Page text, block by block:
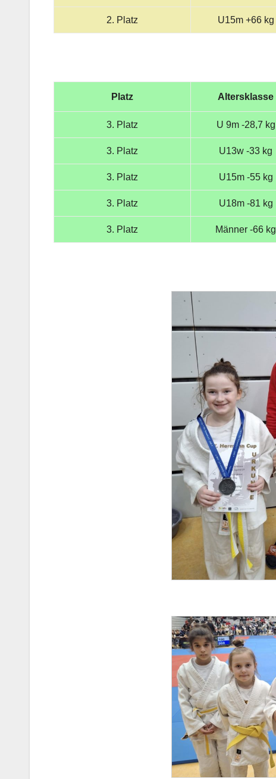
2. Platz U15m +66 kg
Platz Altersklasse
3. Platz U 9m -28,7 kg
3. Platz U13w -33 kg
3. Platz U15m -55 kg
3. Platz U18m -81 kg
3. Platz Männer -66 kg